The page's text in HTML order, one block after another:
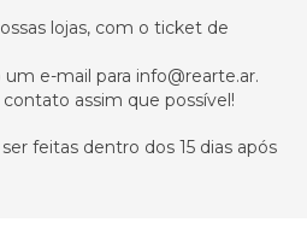
lojas, com o ticket de
um e-mail para info@rearte.ar.
assim que possível!
feitas dentro dos 15 dias após